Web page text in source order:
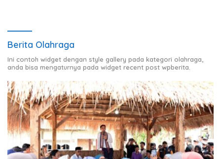
Berita Olahraga
Ini contoh widget dengan style gallery pada kategori olahraga,
anda bisa mengaturnya pada widget recent post wpberita.